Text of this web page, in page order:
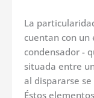
La
cuentan con
condensador -
situada entre
al dispararse
Éstos